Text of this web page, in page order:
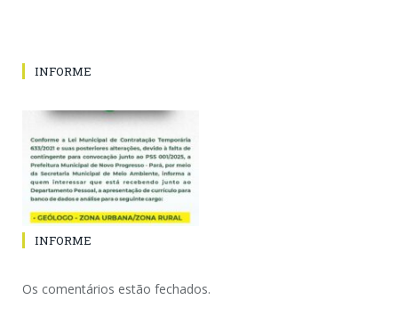
INFORME
INFORME
Os comentários estão fechados.